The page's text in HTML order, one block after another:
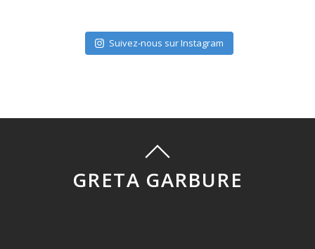
Suivez-nous sur Instagram
GRETA GARBURE